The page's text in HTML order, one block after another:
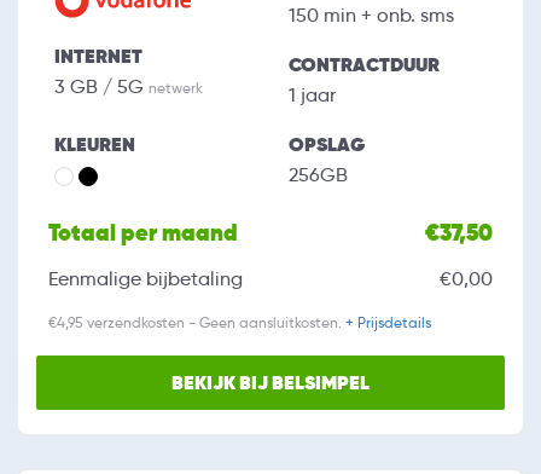
INTERNET
3 GB / 5G netwerk
150 min + onb. sms
CONTRACTDUUR
1 jaar
KLEUREN OPSLAG
256GB
Totaal per maand €37,50
Eenmalige bijbetaling €0,00
€4,95 verzendkosten - Geen aansluitkosten. + Prijsdetails
BEKIJK BIJ BELSIMPEL